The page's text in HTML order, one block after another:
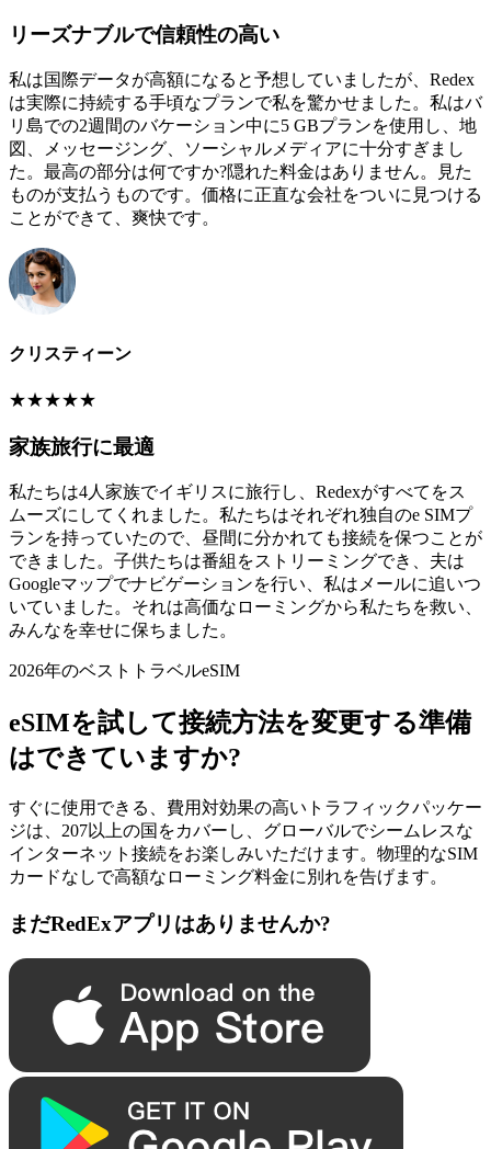
リーズナブルで信頼性の高い
私は国際データが高額になると予想していましたが、Redex
は実際に持続する手頃なプランで私を驚かせました。私はバ
リ島での2週間のバケーション中に5 GBプランを使用し、地
図、メッセージング、ソーシャルメディアに十分すぎまし
た。最高の部分は何ですか?隠れた料金はありません。見た
ものが支払うものです。価格に正直な会社をついに見つける
ことができて、爽快です。
クリスティーン
★★★★★
家族旅行に最適
私たちは4人家族でイギリスに旅行し、Redexがすべてをス
ムーズにしてくれました。私たちはそれぞれ独自のe SIMプ
ランを持っていたので、昼間に分かれても接続を保つことが
できました。子供たちは番組をストリーミングでき、夫は
Googleマップでナビゲーションを行い、私はメールに追いつ
いていました。それは高価なローミングから私たちを救い、
みんなを幸せに保ちました。
2026年のベストトラベルeSIM
eSIMを試して接続方法を変更する準備
はできていますか?
すぐに使用できる、費用対効果の高いトラフィックパッケー
ジは、207以上の国をカバーし、グローバルでシームレスな
インターネット接続をお楽しみいただけます。物理的なSIM
カードなしで高額なローミング料金に別れを告げます。
まだRedExアプリはありませんか?